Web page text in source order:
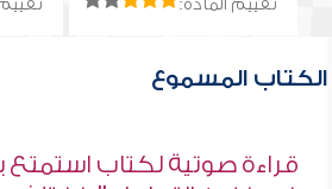
تقييم المادة:
الكتاب المسموع
قراءة صوتية لكتاب